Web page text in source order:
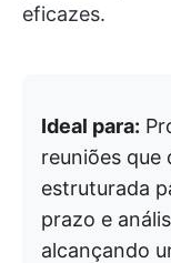
eficazes.
Ideal para:
reuniões que
estruturada
prazo e
alcançando